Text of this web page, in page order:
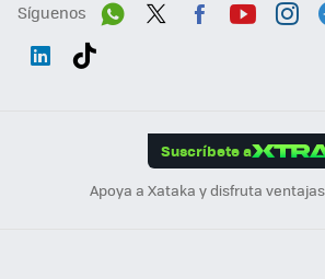
Síguenos
Suscríbete a
Apoya a Xataka y disfruta